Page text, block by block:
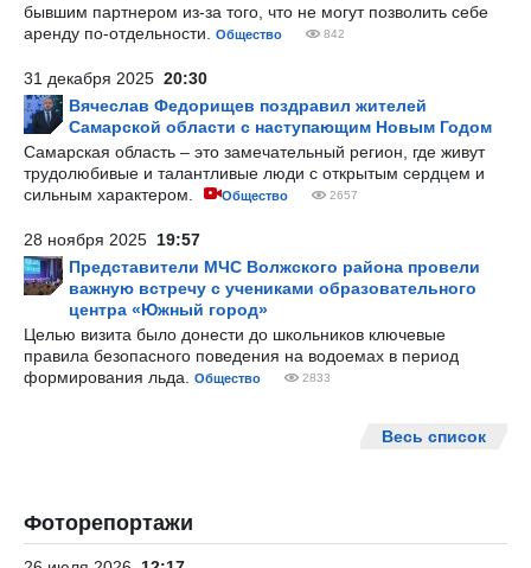
бывшим партнером из-за того, что не могут позволить себе
аренду по-отдельности.
Общество 842
31 декабря 2025 20:30
Вячеслав Федорищев поздравил жителей
Самарской области с наступающим Новым Годом
Самарская область – это замечательный регион, где живут
трудолюбивые и талантливые люди с открытым сердцем и
сильным характером.
Общество 2657
28 ноября 2025 19:57
Представители МЧС Волжского района провели
важную встречу с учениками образовательного
центра «Южный город»
Целью визита было донести до школьников ключевые
правила безопасного поведения на водоемах в период
формирования льда.
Общество 2833
Весь список
Фоторепортажи